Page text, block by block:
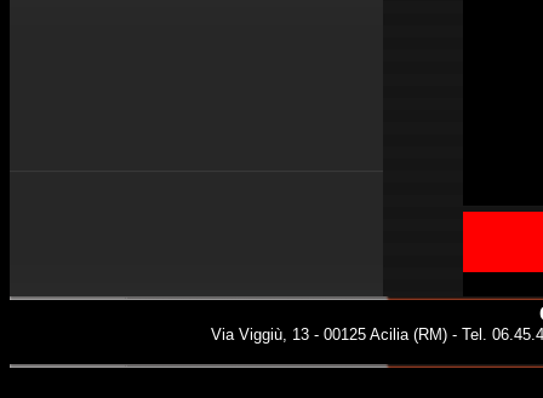
Via Viggiù, 13 - 00125 Acilia (RM) - Tel.